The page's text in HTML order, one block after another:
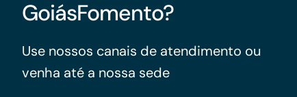
GoiásFomento?
Use nossos canais de atendimento ou
venha até a nossa sede